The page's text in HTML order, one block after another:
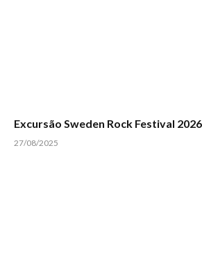
Excursão Sweden Rock Festival 2026
27/08/2025